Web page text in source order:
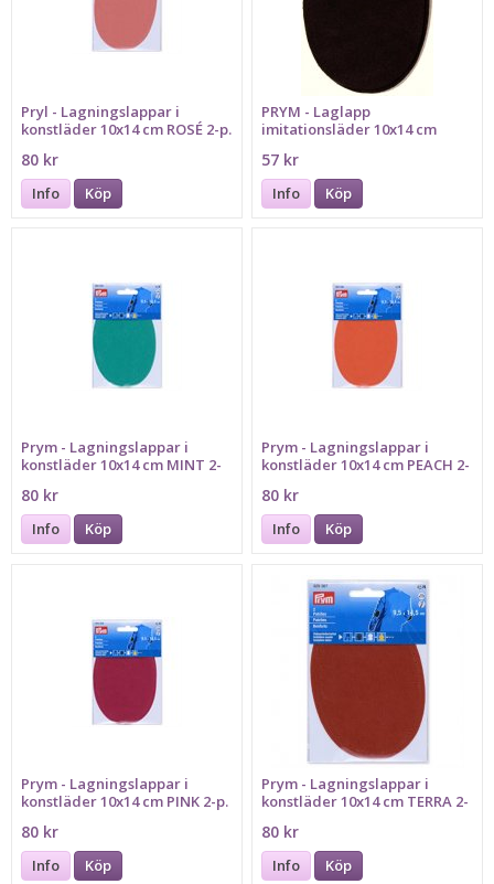
Pryl - Lagningslappar i
konstläder 10x14 cm ROSÉ 2-p.
80 kr
Info Köp
PRYM - Laglapp
imitationsläder 10x14 cm
57 kr
Info Köp
Prym - Lagningslappar i
konstläder 10x14 cm MINT 2-
80 kr
Info Köp
Prym - Lagningslappar i
konstläder 10x14 cm PEACH 2-
80 kr
Info Köp
Prym - Lagningslappar i
konstläder 10x14 cm PINK 2-p.
80 kr
Info Köp
Prym - Lagningslappar i
konstläder 10x14 cm TERRA 2-
80 kr
Info Köp